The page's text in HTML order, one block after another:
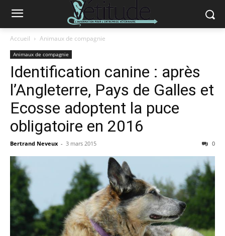
Accueil Animaux de compagnie
Animaux de compagnie
Identification canine : après
l’Angleterre, Pays de Galles et
Ecosse adoptent la puce
obligatoire en 2016
Bertrand Neveux - 3 mars 2015 0